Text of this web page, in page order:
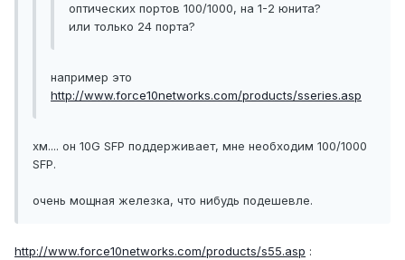
оптических портов 100/1000, на 1-2 юнита?
или только 24 порта?
например это
http://www.force10networks.com/products/sseries.asp
хм.... он 10G SFP поддерживает, мне необходим 100/1000
SFP.
очень мощная железка, что нибудь подешевле.
http://www.force10networks.com/products/s55.asp :